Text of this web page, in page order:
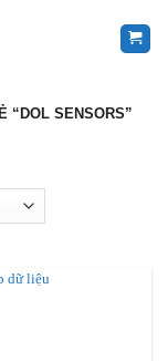
“DOL SENSORS”